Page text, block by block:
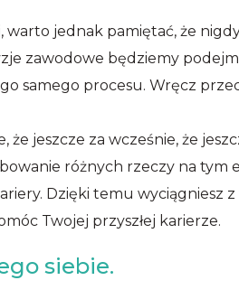
jednak pamiętać, że
zawodowe będziemy
samego procesu. Wręcz
jeszcze za wcześnie, że
różnych rzeczy na tym
Dzięki temu wyciągniesz
Twojej przyszłej karierze.
siebie.